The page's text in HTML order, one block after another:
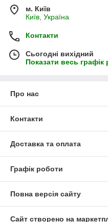
м. Київ
Київ, Україна
Контакти
Сьогодні вихідний
Показати весь графік
Про нас
Контакти
Доставка та оплата
Графік роботи
Повна версія сайту
Сайт створено на